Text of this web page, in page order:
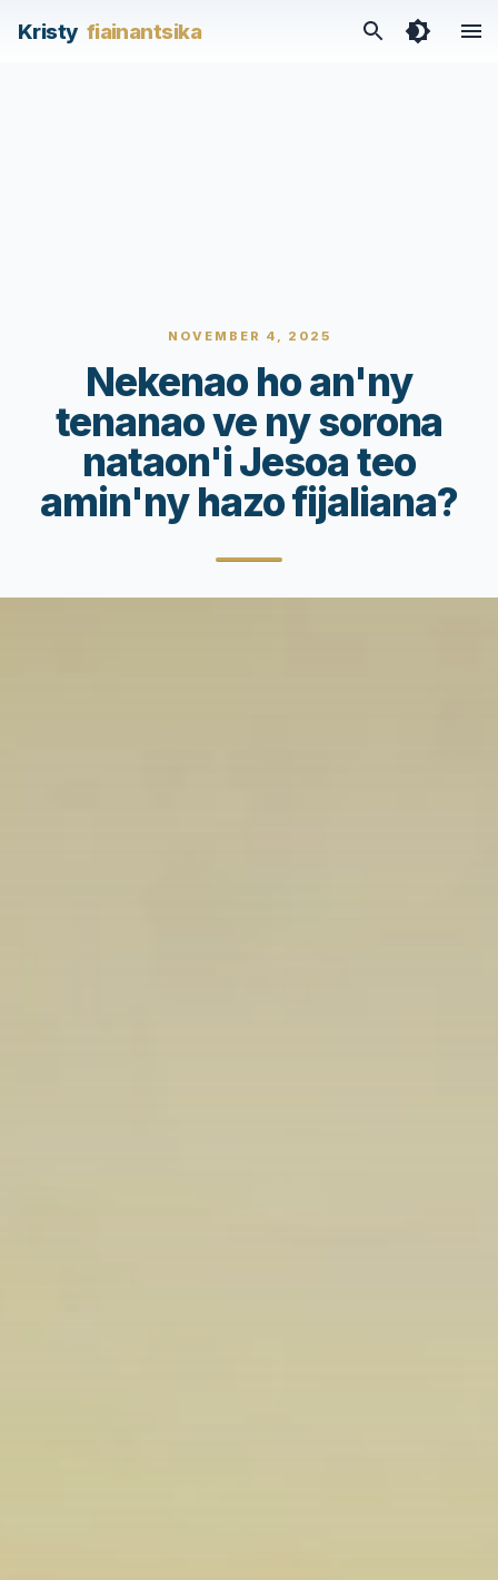
Kristy fiainantsika
NOVEMBER 4, 2025
Nekenao ho an'ny
tenanao ve ny sorona
nataon'i Jesoa teo
amin'ny hazo fijaliana?